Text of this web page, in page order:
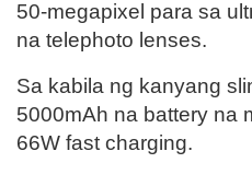
50-megapixel para sa
na telephoto lenses.
Sa kabila ng kanyang
5000mAh na battery na
66W fast charging.